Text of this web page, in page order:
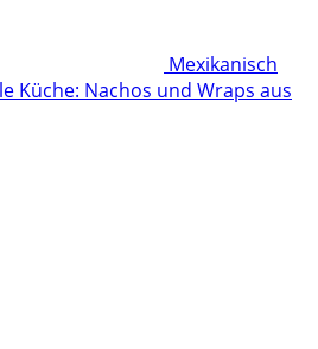
Mexikanisch
Küche: Nachos und Wraps aus